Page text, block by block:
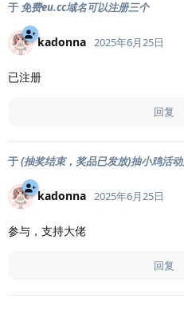
于 免费eu.cc域名可以注册三个
kadonna 2025年6月25日
已注册
回复
于(抽奖结束，奖品已发放)抽小鸡活
kadonna 2025年6月25日
参与，支持大佬
回复